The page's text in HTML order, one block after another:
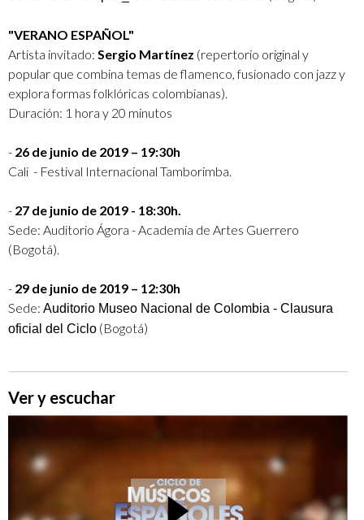
"VERANO ESPAÑOL"
Artista invitado: Sergio Martínez (repertorio original y
popular que combina temas de flamenco, fusionado con jazz y
explora formas folklóricas colombianas).
Duración: 1 hora y 20 minutos
- 26 de junio de 2019 – 19:30h
Cali - Festival Internacional Tamborimba.
- 27 de junio de 2019 - 18:30h.
Sede: Auditorio Ágora - Academia de Artes Guerrero
(Bogotá).
- 29 de junio de 2019 – 12:30h
Sede: Auditorio Museo Nacional de Colombia - Clausura
oficial del Ciclo (Bogotá)
Ver y escuchar